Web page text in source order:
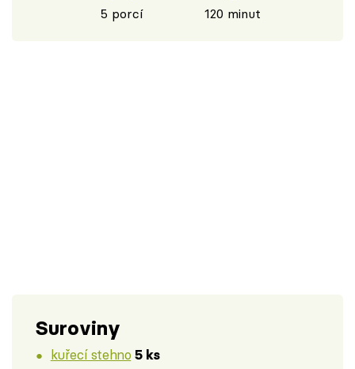
5 porcí 120 minut
Suroviny
kuřecí stehno 5 ks